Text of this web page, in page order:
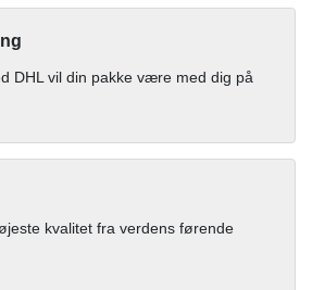
DHL vil din pakke være med dig på
kvalitet fra verdens førende